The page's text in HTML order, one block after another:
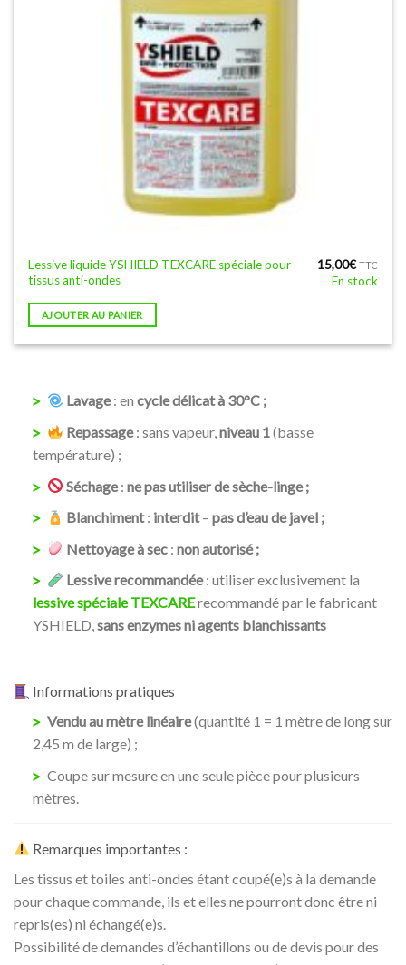
Lessive liquide YSHIELD TEXCARE spéciale pour
tissus anti-ondes
15,00€ TTC
En stock
AJOUTER AU PANIER
Lavage: encycle délicat à 30°C ;
Repassage: sans vapeur,niveau 1(basse
température) ;
Séchage:ne pas utiliser de sèche-linge ;
Blanchiment: interdit–pas d’eau de javel ;
Nettoyage à sec :non autorisé ;
Lessive recommandée: utiliser exclusivement la
lessive spéciale TEXCARErecommandé par le fabricant
YSHIELD,sans enzymes ni agents blanchissants
Informations pratiques
Vendu au mètre linéaire(quantité 1 = 1 mètre de long sur
2,45 m de large) ;
Coupe sur mesure en une seule pièce pour plusieurs
mètres.
Remarques importantes :
Les tissus et toiles anti-ondes étant coupé(e)s à la demande
pour chaque commande, ils et elles ne pourront donc être ni
repris(es) ni échangé(e)s.
Possibilité de demandes d’échantillons ou de devis pour des